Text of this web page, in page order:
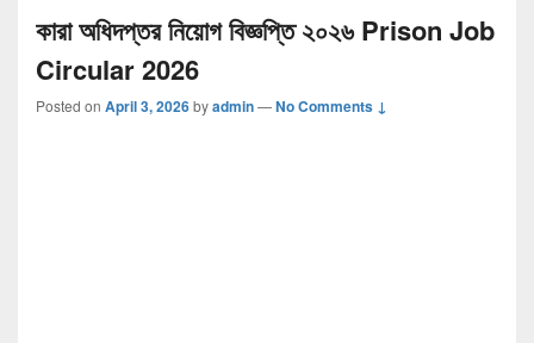
কারা অধিদপ্তর নিয়োগ বিজ্ঞপ্তি ২০২৬ Prison Job
Circular 2026
Posted on April 3, 2026byadmin—No Comments ↓